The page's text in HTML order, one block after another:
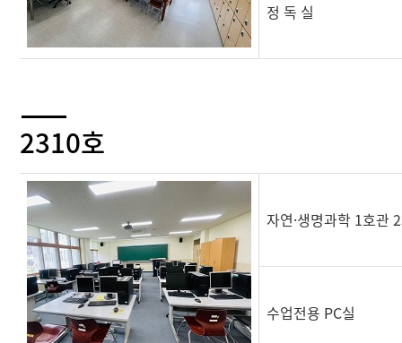
정 독 실
2310호
자연·생명과학 1호관
수업전용 PC실